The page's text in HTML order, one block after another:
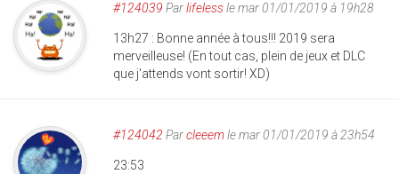
#124039 Parlifelessle mar 01/01/2019 à 19h28
13h27 : Bonne année à tous!!! 2019 sera
merveilleuse! (En tout cas, plein de jeux et DLC
que j'attends vont sortir! XD)
#124042 Parcleeemle mar 01/01/2019 à 23h54
23:53